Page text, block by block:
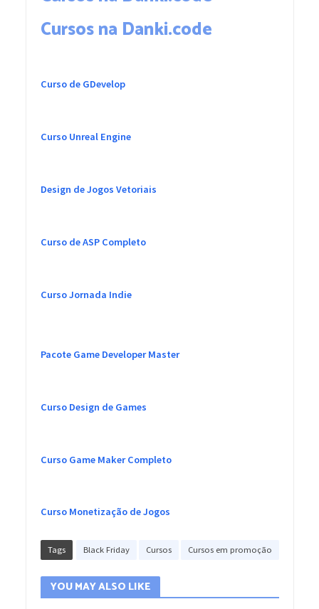
Cursos na Danki.code
Curso de GDevelop
Curso Unreal Engine
Design de Jogos Vetoriais
Curso de ASP Completo
Curso Jornada Indie
Pacote Game Developer Master
Curso Design de Games
Curso Game Maker Completo
Curso Monetização de Jogos
Tags Black Friday Cursos Cursos em promoção
YOU MAY ALSO LIKE